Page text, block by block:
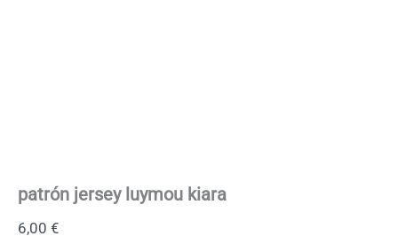
patrón jersey luymou kiara
6,00 €